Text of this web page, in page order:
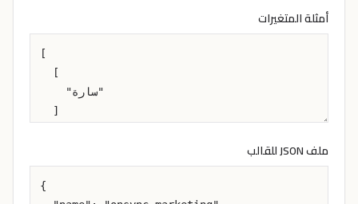
أمثلة المتغيرات
ملف JSON للقالب